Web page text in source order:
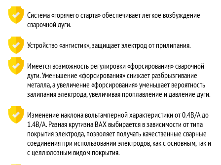
Система «горячего старта» обеспечивает легкое возбуждение
сварочной дуги.
Устройство «антистик», защищает электрод от прилипания.
Имеется возможность регулировки «форсирования» сварочной
дуги. Уменьшение «форсирования» снижает разбрызгивание
металла, а увеличение «форсирования» уменьшает вероятность
залипания электрода, увеличивая проплавление и давление дуги.
Изменение наклона вольтамперной характеристики от 0.4В/А до
1.4В/А. Разная крутизна ВАХ выбирается в зависимости от типа
покрытия электрода, позволяет получать качественные сварные
соединения при использовании электродов, как с основным, так и
с целлюлозным видом покрытия.